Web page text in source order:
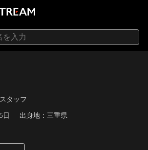
タッフ
日 出身地：三重県